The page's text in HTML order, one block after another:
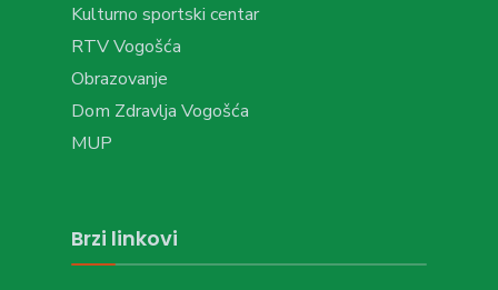
Kulturno sportski centar
RTV Vogošća
Obrazovanje
Dom Zdravlja Vogošća
MUP
Brzi linkovi